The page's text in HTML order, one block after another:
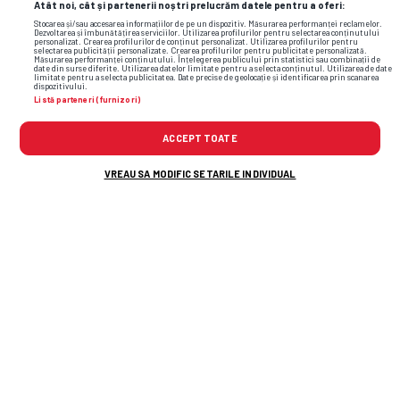
Atât noi, cât și partenerii noștri prelucrăm datele pentru a oferi:
Stocarea și/sau accesarea informațiilor de pe un dispozitiv. Măsurarea performanței reclamelor.
Dezvoltarea și îmbunătățirea serviciilor. Utilizarea profilurilor pentru selectarea conținutului
personalizat. Crearea profilurilor de conținut personalizat. Utilizarea profilurilor pentru
selectarea publicității personalizate. Crearea profilurilor pentru publicitate personalizată.
Măsurarea performanței conținutului. Înțelegerea publicului prin statistici sau combinații de
date din surse diferite. Utilizarea datelor limitate pentru a selecta conținutul. Utilizarea de date
limitate pentru a selecta publicitatea. Date precise de geolocație și identificarea prin scanarea
dispozitivului.
Listă parteneri (furnizori)
ACCEPT TOATE
VREAU SA MODIFIC SETARILE INDIVIDUAL